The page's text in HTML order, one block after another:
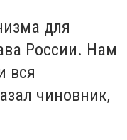
для
России. Нам
вся
чиновник,